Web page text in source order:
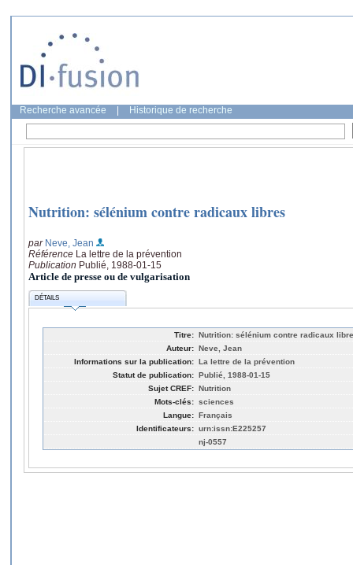
Recherche avancée Historique de recherche
Nutrition: sélénium contre radicaux libres
par Neve, Jean
Référence La lettre de la prévention
Publication Publié, 1988-01-15
Article de presse ou de vulgarisation
DÉTAILS
Titre: Nutrition: sélénium contre radicaux
Auteur: Neve, Jean
Informations sur la publication: La lettre de la prévention
Statut de publication: Publié, 1988-01-15
Sujet CREF: Nutrition
Mots-clés: sciences
Langue: Français
Identificateurs: urn:issn:E225257
nj-0557